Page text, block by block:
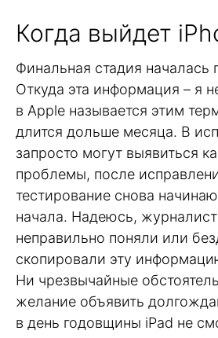
Когда выйдет
Финальная стадия началась
Откуда эта информация – я
в Apple называется этим
длится дольше месяца. В
запросто могут выявиться
проблемы, после
тестирование снова
начала. Надеюсь,
неправильно поняли или
скопировали эту
Ни чрезвычайные
желание объявить
в день годовщины iPad не